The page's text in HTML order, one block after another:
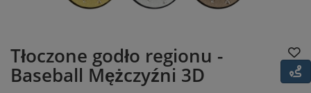
Tłoczone godło regionu -
Baseball Mężczyźni 3D